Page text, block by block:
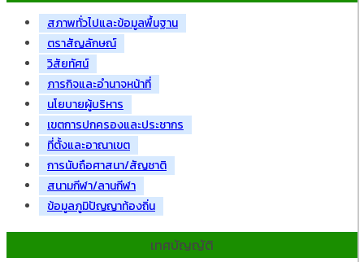
สภาพทั่วไปและข้อมูลพื้นฐาน
ตราสัญลักษณ์
วิสัยทัศน์
ภารกิจและอำนาจหน้าที่
นโยบายผู้บริหาร
เขตการปกครองและประชากร
ที่ตั้งและอาณาเขต
การนับถือศาสนา/สัญชาติ
สนามกีฬา/ลานกีฬา
ข้อมูลภูมิปัญญาท้องถิ่น
เทศบัญญัติ